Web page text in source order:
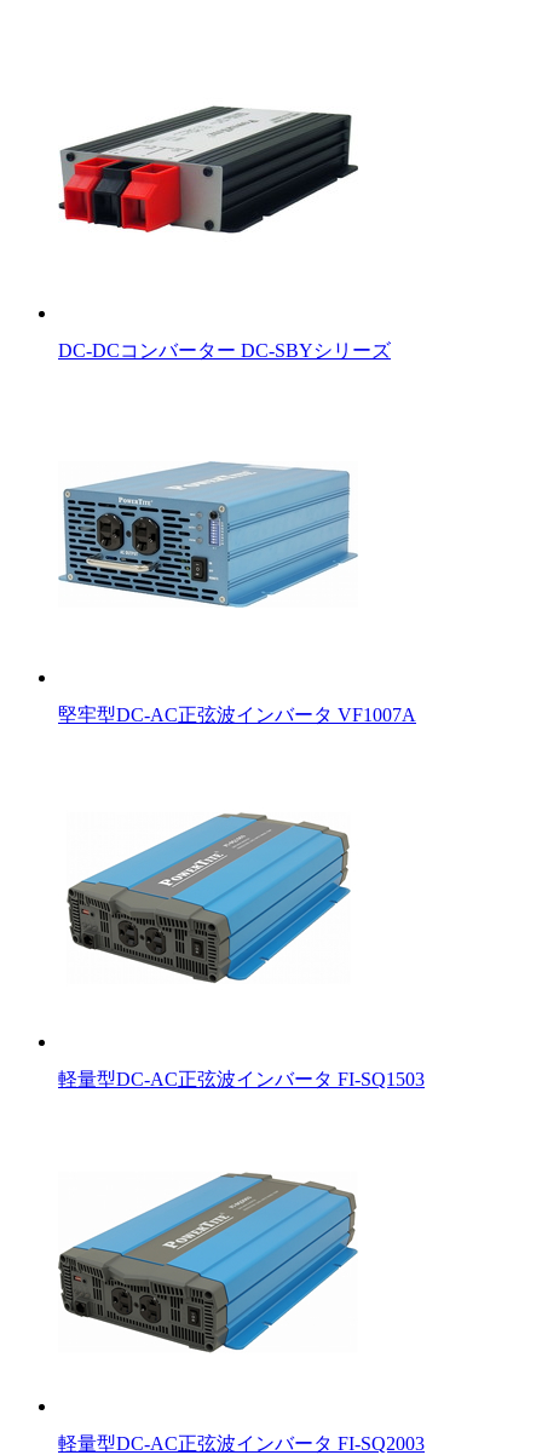
DC-DCコンバーター DC-SBYシリーズ
堅牢型DC-AC正弦波インバータ VF1007A
軽量型DC-AC正弦波インバータ FI-SQ1503
軽量型DC-AC正弦波インバータ FI-SQ2003